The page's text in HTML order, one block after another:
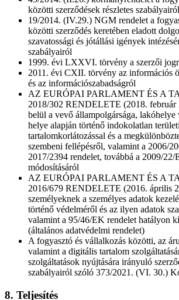
közötti szerződések részletes
19/2014. (IV.29.) NGM rendelet a
közötti szerződés keretében eladott
szavatossági és jótállási igények
szabályairól
1999. évi LXXVI. törvény a szerzői
2011. évi CXII. törvény az információs
és az információszabadságról
AZ EURÓPAI PARLAMENT ÉS A
2018/302 RENDELETE (2018. február
belül a vevő állampolgársága, lakóhelye
helye alapján történő indokolatlan
tartalomkorlátozással és a
szembeni fellépésről, valamint a 2006/
2017/2394 rendelet, továbbá a 2009/
módosításáról
AZ EURÓPAI PARLAMENT ÉS A
2016/679 RENDELETE (2016. április
személyeknek a személyes adatok
történő védelméről és az ilyen adatok
valamint a 95/46/EK rendelet hatályon
(általános adatvédelmi rendelet)
A fogyasztó és vállalkozás közötti, az
valamint a digitális tartalom
szolgáltatások nyújtására irányuló
szabályairól szóló 373/2021. (VI. 30.)
8. Teljesítés